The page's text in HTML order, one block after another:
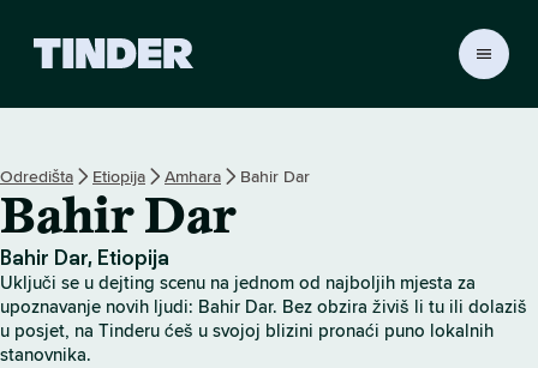
r
n
a
l
o
v
Odredišta Etiopija Amhara Bahir Dar
Bahir Dar
Bahir Dar, Etiopija
Uključi se u dejting scenu na jednom od najboljih mjesta za
upoznavanje novih ljudi: Bahir Dar. Bez obzira živiš li tu ili dolaziš
u posjet, na Tinderu ćeš u svojoj blizini pronaći puno lokalnih
stanovnika.